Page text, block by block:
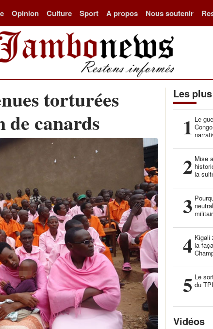
Opinion Culture Sport A propos Nous soutenir
torturées
de canards
Les
1 Le
2 Mise
la
la
3
4 Kigali
la
5 Le
du
Vidéos